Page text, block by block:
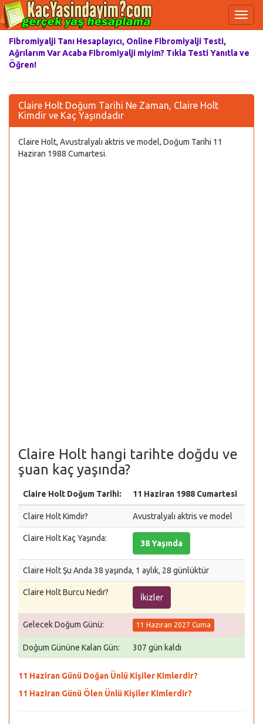
Fibromiyalji Tanı Hesaplayıcı, Online Fibromiyalji Testi,
Ağrılarım Var Acaba Fibromiyalji miyim? Tıkla Testi Yanıtla ve
Öğren!
Claire Holt Doğum Tarihi Ne Zaman, Claire Holt
Kimdir ve Kaç Yaşındadır
Claire Holt, Avustralyalı aktris ve model, Doğum Tarihi 11
Haziran 1988 Cumartesi.
Claire Holt hangi tarihte doğdu ve
şuan kaç yaşında?
Claire Holt Doğum Tarihi: 11 Haziran 1988 Cumartesi
Claire Holt Kimdir? Avustralyalı aktris ve model
Claire Holt Kaç Yaşında:
38 Yaşında
Claire Holt Şu Anda 38 yaşında, 1 aylık, 28 günlüktür
Claire Holt Burcu Nedir?
İkizler
Gelecek Doğum Günü: 11 Haziran 2027 Cuma
Doğum Gününe Kalan Gün: 307 gün kaldı
11 Haziran Günü Doğan Ünlü Kişiler Kimlerdir?
11 Haziran Günü Ölen Ünlü Kişiler Kimlerdir?